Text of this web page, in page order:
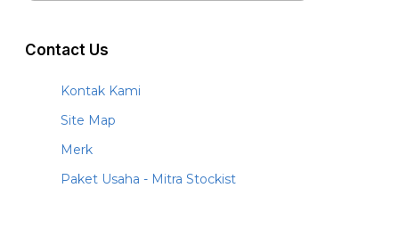
Contact Us
Kontak Kami
Site Map
Merk
Paket Usaha - Mitra Stockist